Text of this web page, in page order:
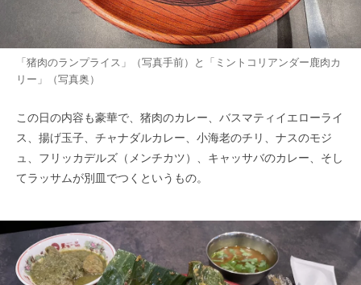
「猪肉のランプライス」（写真手前）と「ミントコリアンダー鹿肉カ
リー」（写真奥）
この日の内容も豪華で、猪肉のカレー、バスマティイエローライ
ス、揚げ玉子、チャナダルカレー、小海老のチリ、ナスのモジ
ュ、フリッカデルズ（メンチカツ）、キャッサバのカレー、そし
てラッサムが別皿でつくというもの。